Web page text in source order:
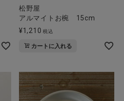
松野屋
アルマイトお椀 15cm
¥1,210 税込
カートに入れる